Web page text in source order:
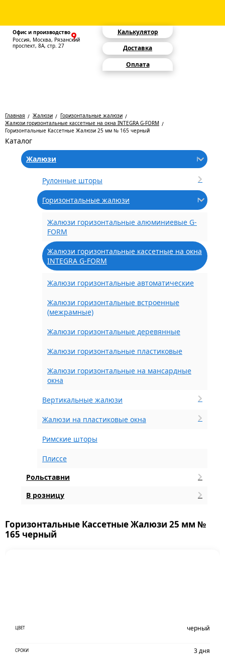
Офис и производство
Россия, Москва, Рязанский
проспект, 8А, стр. 27
Калькулятор
Доставка
Оплата
Главная Жалюзи
Горизонтальные жалюзи
Жалюзи горизонтальные кассетные на окна INTEGRA G-FORM
Горизонтальные Кассетные Жалюзи 25 мм № 165 черный
Каталог
Жалюзи
Рулонные шторы
Горизонтальные жалюзи
Жалюзи горизонтальные алюминиевые G-
FORM
Жалюзи горизонтальные кассетные на окна
INTEGRA G-FORM
Жалюзи горизонтальные автоматические
Жалюзи горизонтальные встроенные
(межрамные)
Жалюзи горизонтальные деревянные
Жалюзи горизонтальные пластиковые
Жалюзи горизонтальные на мансардные
окна
Вертикальные жалюзи
Жалюзи на пластиковые окна
Римские шторы
Плиссе
Рольставни
В розницу
Горизонтальные Кассетные Жалюзи 25 мм №
165 черный
ЦВЕТ черный
СРОКИ 3 дня